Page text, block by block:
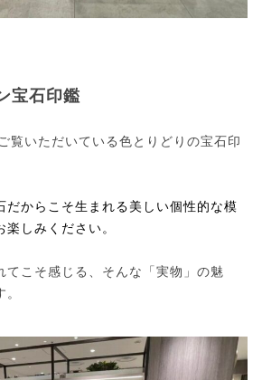
宝石印鑑
覧いただいている色とりどりの宝石印
だからこそ生まれる美しい個性的な模
しみください。
てこそ感じる、そんな「実物」の魅